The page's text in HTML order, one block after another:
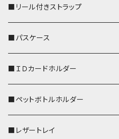
■リール付きストラップ
リールのみ
ストラップ付
■パスケース
■ＩＤカードホルダー
■ペットボトルホルダー
■レザートレイ